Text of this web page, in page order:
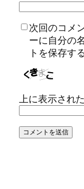
次回のコメ
ーに自分の
トを保存する
上に表示され